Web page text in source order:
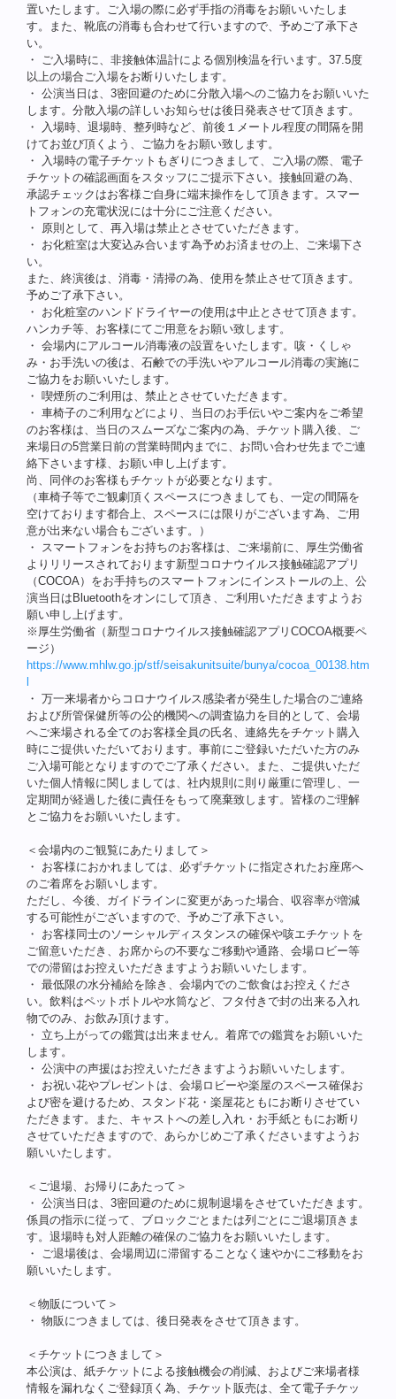
置いたします。ご入場の際に必ず手指の消毒をお願いいたしま
す。また、靴底の消毒も合わせて行いますので、予めご了承下さ
い。
・
ご入場時に、非接触体温計による個別検温を行います。37.5度
以上の場合ご入場をお断りいたします。
・ 公演当日は、3密回避のために分散入場へのご協力をお願いいた
します。分散入場の詳しいお知らせは後日発表させて頂きます。
・
入場時、退場時、整列時など、前後１メートル程度の間隔を開
けてお並び頂くよう、ご協力をお願い致します。
・
入場時の電子チケットもぎりにつきまして、ご入場の際、電子
チケットの確認画面をスタッフにご提示下さい。接触回避の為、
承認チェックはお客様ご自身に端末操作をして頂きます。スマー
トフォンの充電状況には十分にご注意ください。
・
原則として、再入場は禁止とさせていただきます。
・
お化粧室は大変込み合います為予めお済ませの上、ご来場下さ
い。
また、終演後は、消毒・清掃の為、使用を禁止させて頂きます。
予めご了承下さい。
・
お化粧室のハンドドライヤーの使用は中止とさせて頂きます。
ハンカチ等、お客様にてご用意をお願い致します。
・ 会場内にアルコール消毒液の設置をいたします。咳・くしゃ
み・お手洗いの後は、石鹸での手洗いやアルコール消毒の実施に
ご協力をお願いいたします。
・ 喫煙所のご利用は、禁止とさせていただきます。
・ 車椅子のご利用などにより、当日のお手伝いやご案内をご希望
のお客様は、当日のスムーズなご案内の為、チケット購入後、ご
来場日の5営業日前の営業時間内までに、お問い合わせ先までご連
絡下さいます様、お願い申し上げます。
尚、同伴のお客様もチケットが必要となります。
（車椅子等でご観劇頂くスペースにつきましても、一定の間隔を
空けております都合上、スペースには限りがございます為、ご用
意が出来ない場合もございます。）
・
スマートフォンをお持ちのお客様は、ご来場前に、厚生労働省
よりリリースされております新型コロナウイルス接触確認アプリ
（COCOA）をお手持ちのスマートフォンにインストールの上、公
演当日はBluetoothをオンにして頂き、ご利用いただきますようお
願い申し上げます。
※厚生労働省（新型コロナウイルス接触確認アプリCOCOA概要ペ
ージ）
https://www.mhlw.go.jp/stf/seisakunitsuite/bunya/cocoa_00138.htm
・ 万一来場者からコロナウイルス感染者が発生した場合のご連絡
および所管保健所等の公的機関への調査協力を目的として、会場
へご来場される全てのお客様全員の氏名、連絡先をチケット購入
時にご提供いただいております。事前にご登録いただいた方のみ
ご入場可能となりますのでご了承ください。また、ご提供いただ
いた個人情報に関しましては、社内規則に則り厳重に管理し、一
定期間が経過した後に責任をもって廃棄致します。皆様のご理解
とご協力をお願いいたします。
＜会場内のご観覧にあたりまして＞
・
お客様におかれましては、必ずチケットに指定されたお座席へ
のご着席をお願いします。
ただし、今後、ガイドラインに変更があった場合、収容率が増減
する可能性がございますので、予めご了承下さい。
・
お客様同士のソーシャルディスタンスの確保や咳エチケットを
ご留意いただき、お席からの不要なご移動や通路、会場ロビー等
での滞留はお控えいただきますようお願いいたします。
・ 最低限の水分補給を除き、会場内でのご飲食はお控えくださ
い。飲料はペットボトルや水筒など、フタ付きで封の出来る入れ
物でのみ、お飲み頂けます。
・
立ち上がっての鑑賞は出来ません。着席での鑑賞をお願いいた
します。
・ 公演中の声援はお控えいただきますようお願いいたします。
・
お祝い花やプレゼントは、会場ロビーや楽屋のスペース確保お
よび密を避けるため、スタンド花・楽屋花ともにお断りさせてい
ただきます。また、キャストへの差し入れ・お手紙ともにお断り
させていただきますので、あらかじめご了承くださいますようお
願いいたします。
＜ご退場、お帰りにあたって＞
・ 公演当日は、3密回避のために規制退場をさせていただきます。
係員の指示に従って、ブロックごとまたは列ごとにご退場頂きま
す。退場時も対人距離の確保のご協力をお願いいたします。
・
ご退場後は、会場周辺に滞留することなく速やかにご移動をお
願いいたします。
＜物販について＞
・ 物販につきましては、後日発表をさせて頂きます。
＜チケットにつきまして＞
本公演は、紙チケットによる接触機会の削減、およびご来場者様
情報を漏れなくご登録頂く為、チケット販売は、全て電子チケッ